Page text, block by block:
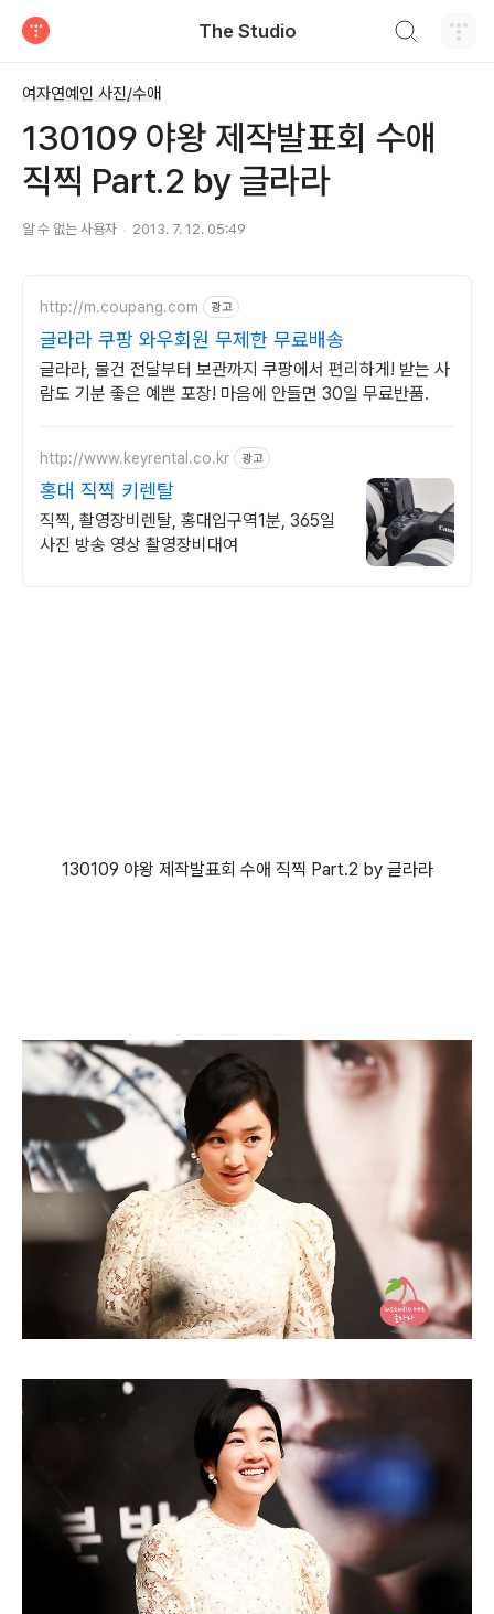
The Studio
여자연예인 사진/수애
130109 야왕 제작발표회 수애
직찍 Part.2 by 글라라
알 수 없는 사용자 2013. 7. 12. 05:49
http://m.coupang.com 광고
글라라 쿠팡 와우회원 무제한 무료배송
글라라, 물건 전달부터 보관까지 쿠팡에서 편리하게! 받는 사
람도 기분 좋은 예쁜 포장! 마음에 안들면 30일 무료반품.
http://www.keyrental.co.kr 광고
홍대 직찍 키렌탈
직찍, 촬영장비렌탈, 홍대입구역1분, 365일
사진 방송 영상 촬영장비대여
130109 야왕 제작발표회 수애 직찍 Part.2 by 글라라